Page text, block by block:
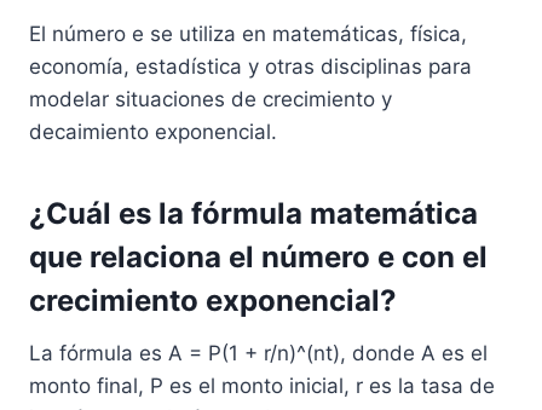
El número e se utiliza en matemáticas, física,
economía, estadística y otras disciplinas para
modelar situaciones de crecimiento y
decaimiento exponencial.
¿Cuál es la fórmula matemática
que relaciona el número e con el
crecimiento exponencial?
La fórmula es A = P(1 + r/n)^(nt), donde A es el
monto final, P es el monto inicial, r es la tasa de